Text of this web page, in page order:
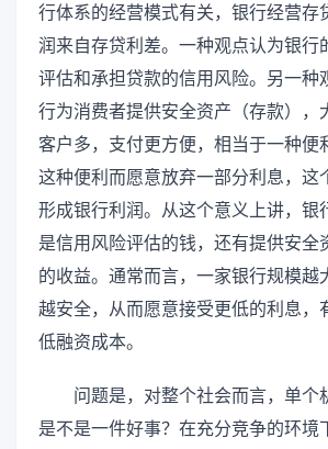
行体系的经营模式有关，银行经营存
润来自存贷利差。一种观点认为银行
评估和承担贷款的信用风险。另一种
行为消费者提供安全资产（存款），
客户多，支付更方便，相当于一种便
这种便利而愿意放弃一部分利息，这
形成银行利润。从这个意义上讲，银
是信用风险评估的钱，还有提供安全
的收益。通常而言，一家银行规模越
越安全，从而愿意接受更低的利息，
低融资成本。
问题是，对整个社会而言，单个
是不是一件好事？在充分竞争的环境